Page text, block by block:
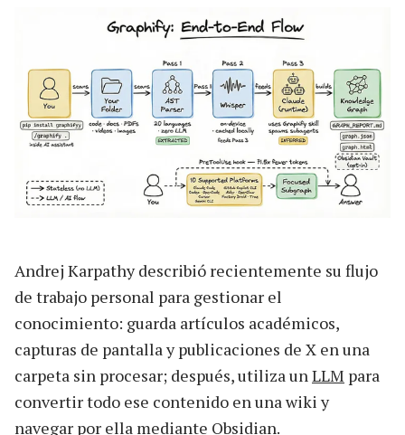
Andrej Karpathy describió recientemente su flujo
de trabajo personal para gestionar el
conocimiento: guarda artículos académicos,
capturas de pantalla y publicaciones de X en una
carpeta sin procesar; después, utiliza un LLM para
convertir todo ese contenido en una wiki y
navegar por ella mediante Obsidian.